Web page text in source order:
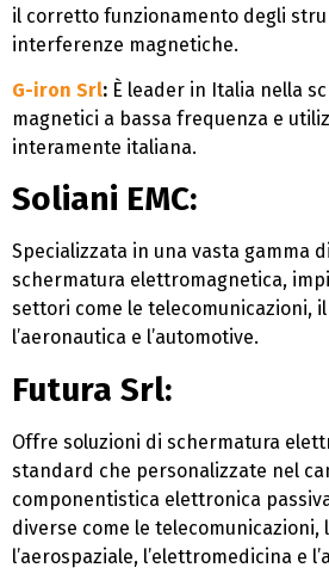
il corretto funzionamento degli
interferenze magnetiche​​.
G-iron Srl: È leader in Italia nella
magnetici a bassa frequenza e
interamente italiana​​.
Soliani EMC:
Specializzata in una vasta gamma
schermatura elettromagnetica,
settori come le telecomunicazioni,
l’aeronautica e l’automotive​​.
Futura Srl:
Offre soluzioni di schermatura
standard che personalizzate nel
componentistica elettronica
diverse come le telecomunicazioni,
l’aerospaziale, l’elettromedicina e